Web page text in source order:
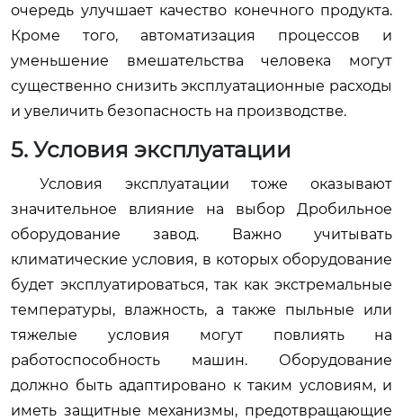
очередь улучшает качество конечного продукта.
Кроме того, автоматизация процессов и
уменьшение вмешательства человека могут
существенно снизить эксплуатационные расходы
и увеличить безопасность на производстве.
5. Условия эксплуатации
Условия эксплуатации тоже оказывают
значительное влияние на выбор Дробильное
оборудование завод. Важно учитывать
климатические условия, в которых оборудование
будет эксплуатироваться, так как экстремальные
температуры, влажность, а также пыльные или
тяжелые условия могут повлиять на
работоспособность машин. Оборудование
должно быть адаптировано к таким условиям, и
иметь защитные механизмы, предотвращающие